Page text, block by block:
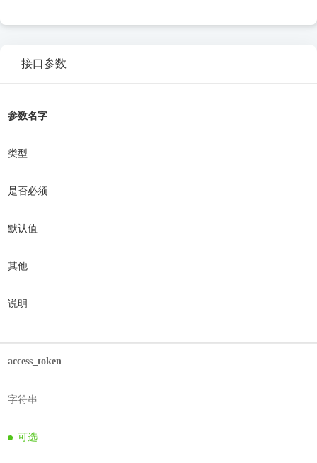
接口参数
参数名字
类型
是否必须
默认值
其他
说明
access_token
字符串
可选